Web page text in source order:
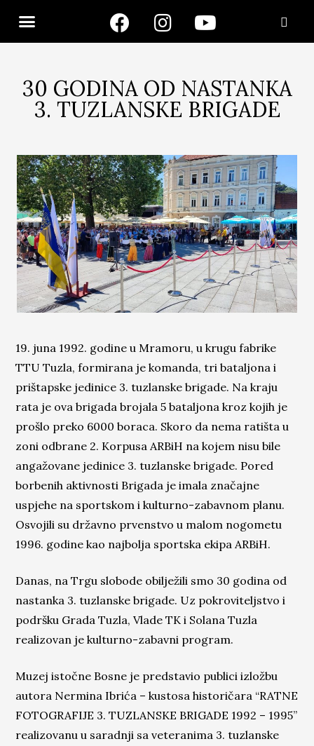
30 GODINA OD NASTANKA
3. TUZLANSKE BRIGADE
19. juna 1992. godine u Mramoru, u krugu fabrike
TTU Tuzla, formirana je komanda, tri bataljona i
prištapske jedinice 3. tuzlanske brigade. Na kraju
rata je ova brigadabrojala 5 bataljona kroz kojih je
prošlo preko 6000 boraca. Skoro da nema ratišta u
zoni odbrane 2. Korpusa ARBiH na kojem nisu bile
angažovane jedinice 3. tuzlanske brigade. Pored
borbenih aktivnosti Brigada je imala značajne
uspjehe na sportskom i kulturno-zabavnom planu.
Osvojili su državno prvenstvo u malom nogometu
1996. godine kao najbolja sportska ekipa ARBiH.
Danas, na Trgu slobode obilježili smo 30 godina od
nastanka 3. tuzlanske brigade. Uz pokroviteljstvo i
podršku Grada Tuzla, Vlade TK i Solana Tuzla
realizovan je kulturno-zabavni program.
Muzej istočne Bosne je predstavio publici izložbu
autora Nermina Ibrića – kustosa historičara “RATNE
FOTOGRAFIJE 3. TUZLANSKE BRIGADE 1992 – 1995”
realizovanu u saradnji sa veteranima 3. tuzlanske